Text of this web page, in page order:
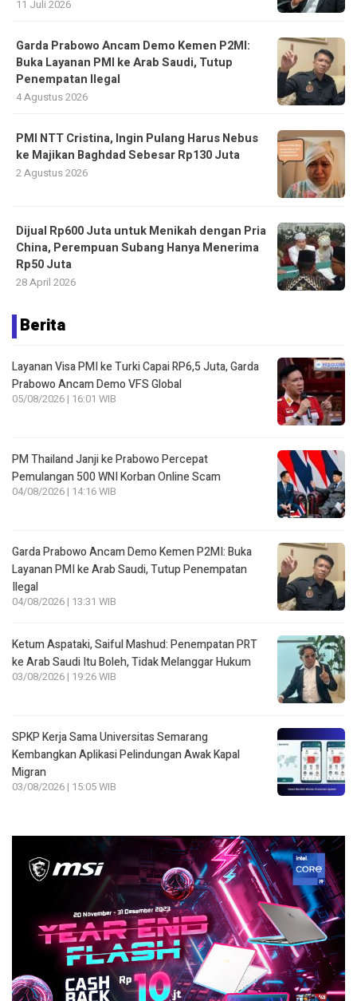
11 Juli 2026
Garda Prabowo Ancam Demo Kemen P2MI:
Buka Layanan PMI ke Arab Saudi, Tutup
Penempatan Ilegal
4 Agustus 2026
PMI NTT Cristina, Ingin Pulang Harus Nebus
ke Majikan Baghdad Sebesar Rp130 Juta
2 Agustus 2026
Dijual Rp600 Juta untuk Menikah dengan Pria
China, Perempuan Subang Hanya Menerima
Rp50 Juta
28 April 2026
Berita
Layanan Visa PMI ke Turki Capai RP6,5 Juta, Garda
Prabowo Ancam Demo VFS Global
05/08/2026 | 16:01 WIB
PM Thailand Janji ke Prabowo Percepat
Pemulangan 500 WNI Korban Online Scam
04/08/2026 | 14:16 WIB
Garda Prabowo Ancam Demo Kemen P2MI: Buka
Layanan PMI ke Arab Saudi, Tutup Penempatan
Ilegal
04/08/2026 | 13:31 WIB
Ketum Aspataki, Saiful Mashud: Penempatan PRT
ke Arab Saudi Itu Boleh, Tidak Melanggar Hukum
03/08/2026 | 19:26 WIB
SPKP Kerja Sama Universitas Semarang
Kembangkan Aplikasi Pelindungan Awak Kapal
Migran
03/08/2026 | 15:05 WIB